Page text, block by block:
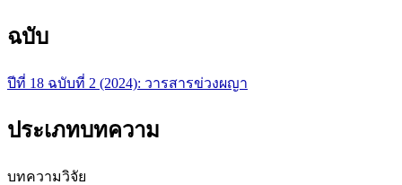
ฉบับ
ปีที่ 18 ฉบับที่ 2 (2024): วารสารข่วงผญา
ประเภทบทความ
บทความวิจัย